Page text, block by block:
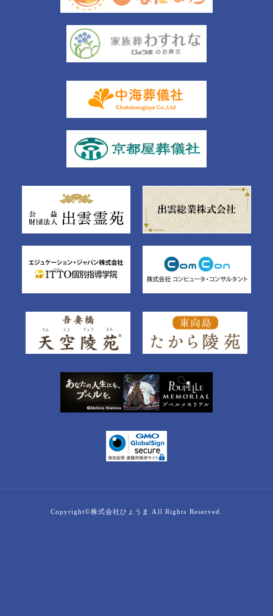
Copyright©株式会社ひょうま All Rights Reserved.